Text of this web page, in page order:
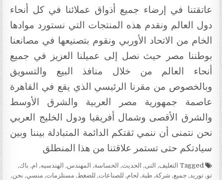
عاتقتنا في إرضاء جميع أذواق عملائنا في كل أنحاء
دول العالم ونقدم هذه المنتجات التي نستورد موادها
الخام من الاتحاد الأوربي ونقوم بتصنيعها في مصانعنا
بوطننا مصر حيث نصل إلى عميلنا العزيز في جميع
أنحاء العالم من خلال منافذ البيع والتسويق
وبالخصوص من مقرنا الرئيسي الذي يقع في القاهرة
عاصمة جمهورية مصر العربية والشرق الأوسط
والشرق الأقصى وشمال أفريقيا ودول الخليج العربي
نحن نتمنى أن ننمي ثقتكم الدائمة المتبادلة بيننا وبين
سيادتكم حتى تستمر علاقتنا من هذا المنطلق
Tagged التغليف, التى, الحديث, الحساسة, المهندس, الهندسيه, ام, باك,
تو,توريد, جميع, شركة,طبة, لحام, للصناعات, للضغط, مستلزمات, منسي, نحن,